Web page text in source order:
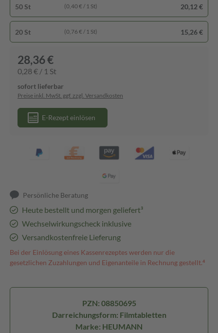
50 St (0,40 € / 1 St) 20,12 €
20 St (0,76 € / 1 St) 15,26 €
28,36 €
0,28 € / 1 St
sofort lieferbar
Preise inkl. MwSt. ggf. zzgl. Versandkosten
E-Rezept einlösen
Persönliche Beratung
Heute bestellt und morgen geliefert³
Wechselwirkungscheck inklusive
Versandkostenfreie Lieferung
Bei der Einlösung eines Kassenrezeptes werden nur die
gesetzlichen Zuzahlungen und Eigenanteile in Rechnung gestellt.⁴
PZN: 08850695
Darreichungsform: Filmtabletten
Marke: HEUMANN